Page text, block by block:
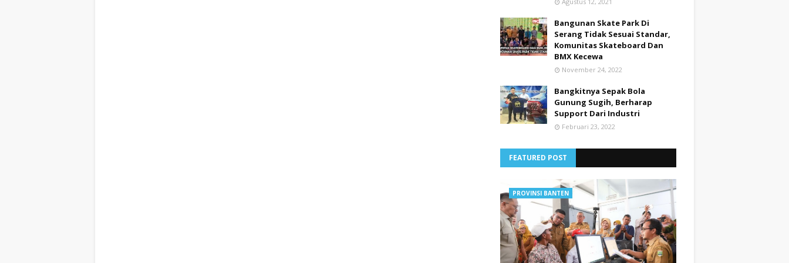
Bangunan Skate Park Di
Serang Tidak Sesuai Standar,
Komunitas Skateboard Dan
BMX Kecewa
November 24, 2022
Bangkitnya Sepak Bola
Gunung Sugih, Berharap
Support Dari Industri
Februari 23, 2022
FEATURED POST
PROVINSI BANTEN